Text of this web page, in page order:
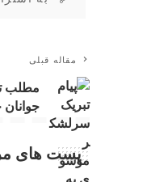
مقاله قبلی
مطلب
پست های